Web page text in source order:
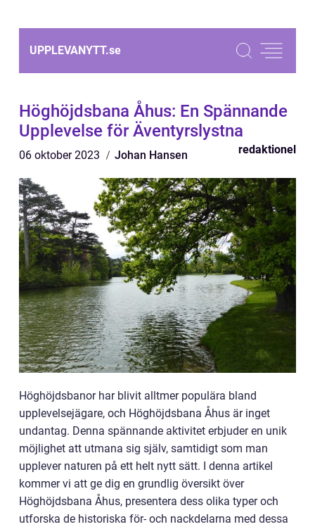
UPPLEVANYTT.se
Höghöjdsbana Åhus: En Spännande
Upplevelse för Äventyrslystna
06 oktober 2023 Johan Hansen redaktionel
Höghöjdsbanor har blivit alltmer populära bland
upplevelsejägare, och Höghöjdsbana Åhus är inget
undantag. Denna spännande aktivitet erbjuder en unik
möjlighet att utmana sig själv, samtidigt som man
upplever naturen på ett helt nytt sätt. I denna artikel
kommer vi att ge dig en grundlig översikt över
Höghöjdsbana Åhus, presentera dess olika typer och
utforska de historiska för- och nackdelarna med dessa